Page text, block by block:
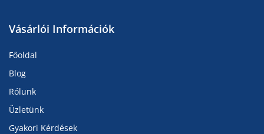
Vásárlói Információk
Főoldal
Blog
Rólunk
Üzletünk
Gyakori Kérdések